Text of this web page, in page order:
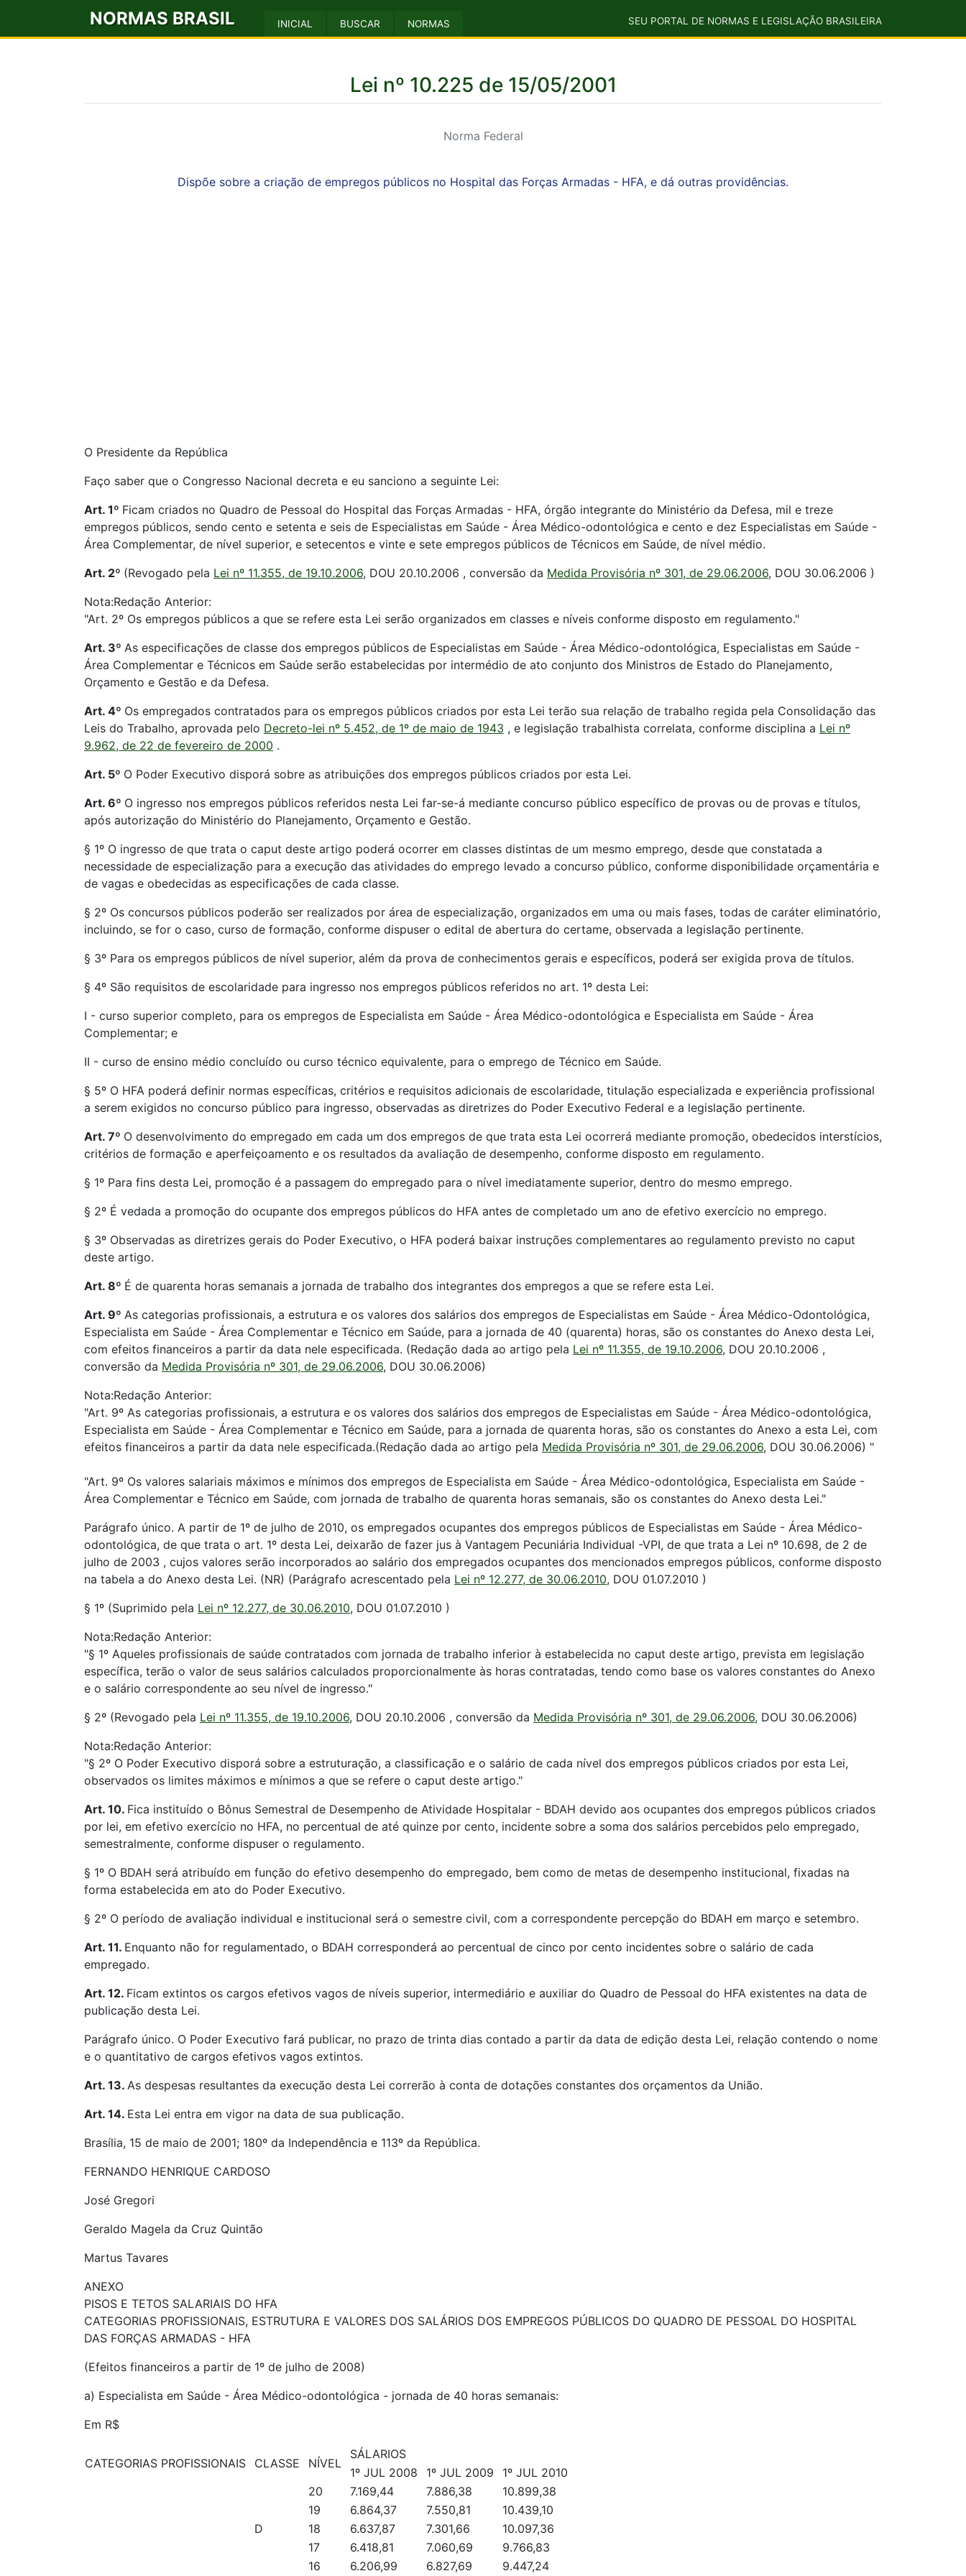
NORMAS BRASIL INICIAL BUSCAR NORMAS SEU PORTAL DE NORMAS E LEGISLAÇÃO BRASILEIRA
Lei nº 10.225 de 15/05/2001
Norma Federal
Dispõe sobre a criação de empregos públicos no Hospital das Forças Armadas - HFA, e dá outras providências.
O Presidente da República
Faço saber que o Congresso Nacional decreta e eu sanciono a seguinte Lei:
Art. 1º Ficam criados no Quadro de Pessoal do Hospital das Forças Armadas - HFA, órgão integrante do Ministério da Defesa, mil e treze
empregos públicos, sendo cento e setenta e seis de Especialistas em Saúde - Área Médico-odontológica e cento e dez Especialistas em Saúde -
Área Complementar, de nível superior, e setecentos e vinte e sete empregos públicos de Técnicos em Saúde, de nível médio.
Art. 2º (Revogado pela Lei nº 11.355, de 19.10.2006, DOU 20.10.2006 , conversão da Medida Provisória nº 301, de 29.06.2006, DOU 30.06.2006 )
Nota:Redação Anterior:
"Art. 2º Os empregos públicos a que se refere esta Lei serão organizados em classes e níveis conforme disposto em regulamento."
Art. 3º As especificações de classe dos empregos públicos de Especialistas em Saúde - Área Médico-odontológica, Especialistas em Saúde -
Área Complementar e Técnicos em Saúde serão estabelecidas por intermédio de ato conjunto dos Ministros de Estado do Planejamento,
Orçamento e Gestão e da Defesa.
Art. 4º Os empregados contratados para os empregos públicos criados por esta Lei terão sua relação de trabalho regida pela Consolidação das
Leis do Trabalho, aprovada pelo Decreto-lei nº 5.452, de 1º de maio de 1943 , e legislação trabalhista correlata, conforme disciplina a Lei nº
9.962, de 22 de fevereiro de 2000 .
Art. 5º O Poder Executivo disporá sobre as atribuições dos empregos públicos criados por esta Lei.
Art. 6º O ingresso nos empregos públicos referidos nesta Lei far-se-á mediante concurso público específico de provas ou de provas e títulos,
após autorização do Ministério do Planejamento, Orçamento e Gestão.
§ 1º O ingresso de que trata o caput deste artigo poderá ocorrer em classes distintas de um mesmo emprego, desde que constatada a
necessidade de especialização para a execução das atividades do emprego levado a concurso público, conforme disponibilidade orçamentária e
de vagas e obedecidas as especificações de cada classe.
§ 2º Os concursos públicos poderão ser realizados por área de especialização, organizados em uma ou mais fases, todas de caráter eliminatório,
incluindo, se for o caso, curso de formação, conforme dispuser o edital de abertura do certame, observada a legislação pertinente.
§ 3º Para os empregos públicos de nível superior, além da prova de conhecimentos gerais e específicos, poderá ser exigida prova de títulos.
§ 4º São requisitos de escolaridade para ingresso nos empregos públicos referidos no art. 1º desta Lei:
I - curso superior completo, para os empregos de Especialista em Saúde - Área Médico-odontológica e Especialista em Saúde - Área
Complementar; e
II - curso de ensino médio concluído ou curso técnico equivalente, para o emprego de Técnico em Saúde.
§ 5º O HFA poderá definir normas específicas, critérios e requisitos adicionais de escolaridade, titulação especializada e experiência profissional
a serem exigidos no concurso público para ingresso, observadas as diretrizes do Poder Executivo Federal e a legislação pertinente.
Art. 7º O desenvolvimento do empregado em cada um dos empregos de que trata esta Lei ocorrerá mediante promoção, obedecidos interstícios,
critérios de formação e aperfeiçoamento e os resultados da avaliação de desempenho, conforme disposto em regulamento.
§ 1º Para fins desta Lei, promoção é a passagem do empregado para o nível imediatamente superior, dentro do mesmo emprego.
§ 2º É vedada a promoção do ocupante dos empregos públicos do HFA antes de completado um ano de efetivo exercício no emprego.
§ 3º Observadas as diretrizes gerais do Poder Executivo, o HFA poderá baixar instruções complementares ao regulamento previsto no caput
deste artigo.
Art. 8º É de quarenta horas semanais a jornada de trabalho dos integrantes dos empregos a que se refere esta Lei.
Art. 9º As categorias profissionais, a estrutura e os valores dos salários dos empregos de Especialistas em Saúde - Área Médico-Odontológica,
Especialista em Saúde - Área Complementar e Técnico em Saúde, para a jornada de 40 (quarenta) horas, são os constantes do Anexo desta Lei,
com efeitos financeiros a partir da data nele especificada. (Redação dada ao artigo pela Lei nº 11.355, de 19.10.2006, DOU 20.10.2006 ,
conversão da Medida Provisória nº 301, de 29.06.2006, DOU 30.06.2006)
Nota:Redação Anterior:
"Art. 9º As categorias profissionais, a estrutura e os valores dos salários dos empregos de Especialistas em Saúde - Área Médico-odontológica,
Especialista em Saúde - Área Complementar e Técnico em Saúde, para a jornada de quarenta horas, são os constantes do Anexo a esta Lei, com
efeitos financeiros a partir da data nele especificada.(Redação dada ao artigo pela Medida Provisória nº 301, de 29.06.2006, DOU 30.06.2006) "
"Art. 9º Os valores salariais máximos e mínimos dos empregos de Especialista em Saúde - Área Médico-odontológica, Especialista em Saúde -
Área Complementar e Técnico em Saúde, com jornada de trabalho de quarenta horas semanais, são os constantes do Anexo desta Lei."
Parágrafo único. A partir de 1º de julho de 2010, os empregados ocupantes dos empregos públicos de Especialistas em Saúde - Área Médico-
odontológica, de que trata o art. 1º desta Lei, deixarão de fazer jus à Vantagem Pecuniária Individual -VPI, de que trata a Lei nº 10.698, de 2 de
julho de 2003 , cujos valores serão incorporados ao salário dos empregados ocupantes dos mencionados empregos públicos, conforme disposto
na tabela a do Anexo desta Lei. (NR) (Parágrafo acrescentado pela Lei nº 12.277, de 30.06.2010, DOU 01.07.2010 )
§ 1º (Suprimido pela Lei nº 12.277, de 30.06.2010, DOU 01.07.2010 )
Nota:Redação Anterior:
"§ 1º Aqueles profissionais de saúde contratados com jornada de trabalho inferior à estabelecida no caput deste artigo, prevista em legislação
específica, terão o valor de seus salários calculados proporcionalmente às horas contratadas, tendo como base os valores constantes do Anexo
e o salário correspondente ao seu nível de ingresso."
§ 2º (Revogado pela Lei nº 11.355, de 19.10.2006, DOU 20.10.2006 , conversão da Medida Provisória nº 301, de 29.06.2006, DOU 30.06.2006)
Nota:Redação Anterior:
"§ 2º O Poder Executivo disporá sobre a estruturação, a classificação e o salário de cada nível dos empregos públicos criados por esta Lei,
observados os limites máximos e mínimos a que se refere o caput deste artigo."
Art. 10. Fica instituído o Bônus Semestral de Desempenho de Atividade Hospitalar - BDAH devido aos ocupantes dos empregos públicos criados
por lei, em efetivo exercício no HFA, no percentual de até quinze por cento, incidente sobre a soma dos salários percebidos pelo empregado,
semestralmente, conforme dispuser o regulamento.
§ 1º O BDAH será atribuído em função do efetivo desempenho do empregado, bem como de metas de desempenho institucional, fixadas na
forma estabelecida em ato do Poder Executivo.
§ 2º O período de avaliação individual e institucional será o semestre civil, com a correspondente percepção do BDAH em março e setembro.
Art. 11. Enquanto não for regulamentado, o BDAH corresponderá ao percentual de cinco por cento incidentes sobre o salário de cada
empregado.
Art. 12. Ficam extintos os cargos efetivos vagos de níveis superior, intermediário e auxiliar do Quadro de Pessoal do HFA existentes na data de
publicação desta Lei.
Parágrafo único. O Poder Executivo fará publicar, no prazo de trinta dias contado a partir da data de edição desta Lei, relação contendo o nome
e o quantitativo de cargos efetivos vagos extintos.
Art. 13. As despesas resultantes da execução desta Lei correrão à conta de dotações constantes dos orçamentos da União.
Art. 14. Esta Lei entra em vigor na data de sua publicação.
Brasília, 15 de maio de 2001; 180º da Independência e 113º da República.
FERNANDO HENRIQUE CARDOSO
José Gregori
Geraldo Magela da Cruz Quintão
Martus Tavares
ANEXO
PISOS E TETOS SALARIAIS DO HFA
CATEGORIAS PROFISSIONAIS, ESTRUTURA E VALORES DOS SALÁRIOS DOS EMPREGOS PÚBLICOS DO QUADRO DE PESSOAL DO HOSPITAL
DAS FORÇAS ARMADAS - HFA
(Efeitos financeiros a partir de 1º de julho de 2008)
a) Especialista em Saúde - Área Médico-odontológica - jornada de 40 horas semanais:
Em R$
CATEGORIAS PROFISSIONAIS CLASSE NÍVEL
SÁLARIOS
1º JUL 2008
1º JUL 2009 1º JUL 2010
D
20 7.169,44 7.886,38
10.899,38
19
6.864,37 7.550,81
10.439,10
18
6.637,87 7.301,66
10.097,36
17
6.418,81 7.060,69
9.766,83
16
6.206,99 6.827,69 9.447,24